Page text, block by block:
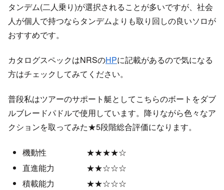
タンデム(二人乗り)が選択されることが多いですが、社会
人が個人で持つならタンデムよりも取り回しの良いソロが
おすすめです。
カタログスペックはNRSのHPに記載があるので気になる
方はチェックしてみてください。
普段私はツアーのサポート艇としてこちらのボートをダブ
ルブレードパドルで使用しています。降りながら色々なア
クションを取ってみた★5段階総合評価になります。
機動性 ★★★★☆
直進能力 ★★☆☆☆
積載能力 ★★☆☆☆